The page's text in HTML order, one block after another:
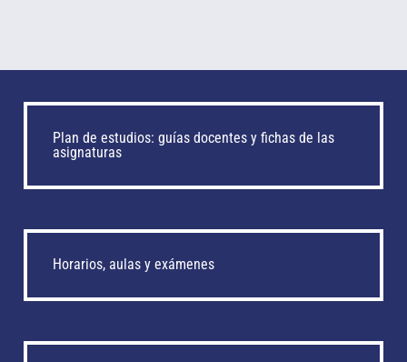
Plan de estudios: guías docentes y fichas de las
asignaturas
Horarios, aulas y exámenes